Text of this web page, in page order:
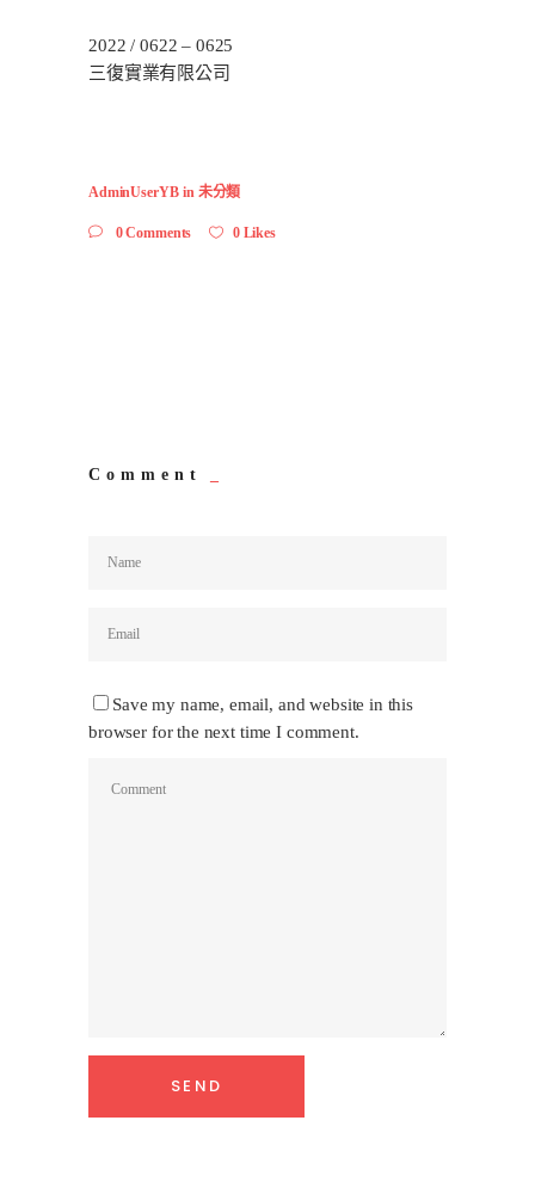
2022 / 0622 – 0625
三復實業有限公司
AdminUserYB in 未分類
0 Comments 0 Likes
Comment
Save my name, email, and website in this
browser for the next time I comment.